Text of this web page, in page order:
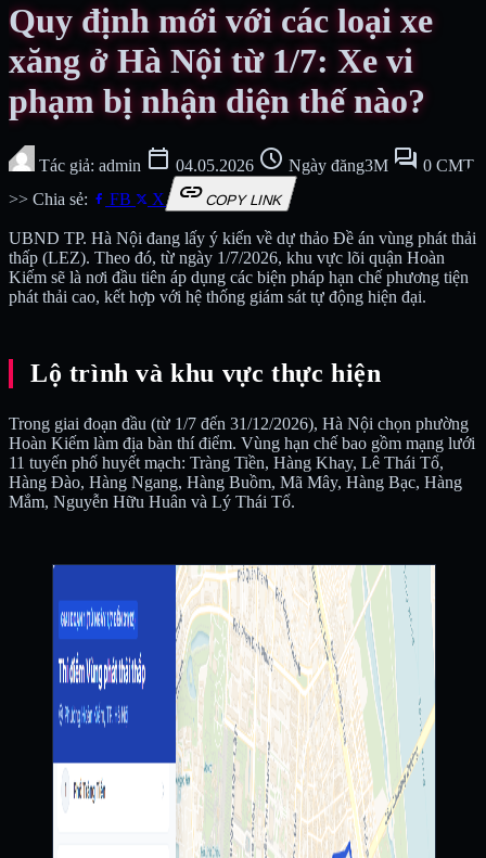
Quy định mới với các loại xe
xăng ở Hà Nội từ 1/7: Xe vi
phạm bị nhận diện thế nào?
Tác giả: admin calendar_today 04.05.2026 schedule Ngày đăng3M forum 0 CMT
>> Chia sẻ:
FB X linkCOPY LINK
UBND TP. Hà Nội đang lấy ý kiến về dự thảo Đề án vùng phát thải
thấp (LEZ). Theo đó, từ ngày 1/7/2026, khu vực lõi quận Hoàn
Kiếm sẽ là nơi đầu tiên áp dụng các biện pháp hạn chế phương tiện
phát thải cao, kết hợp với hệ thống giám sát tự động hiện đại.
Lộ trình và khu vực thực hiện
Trong giai đoạn đầu (từ 1/7 đến 31/12/2026), Hà Nội chọn phường
Hoàn Kiếm làm địa bàn thí điểm. Vùng hạn chế bao gồm mạng lưới
11 tuyến phố huyết mạch: Tràng Tiền, Hàng Khay, Lê Thái Tổ,
Hàng Đào, Hàng Ngang, Hàng Buồm, Mã Mây, Hàng Bạc, Hàng
Mắm, Nguyễn Hữu Huân và Lý Thái Tổ.